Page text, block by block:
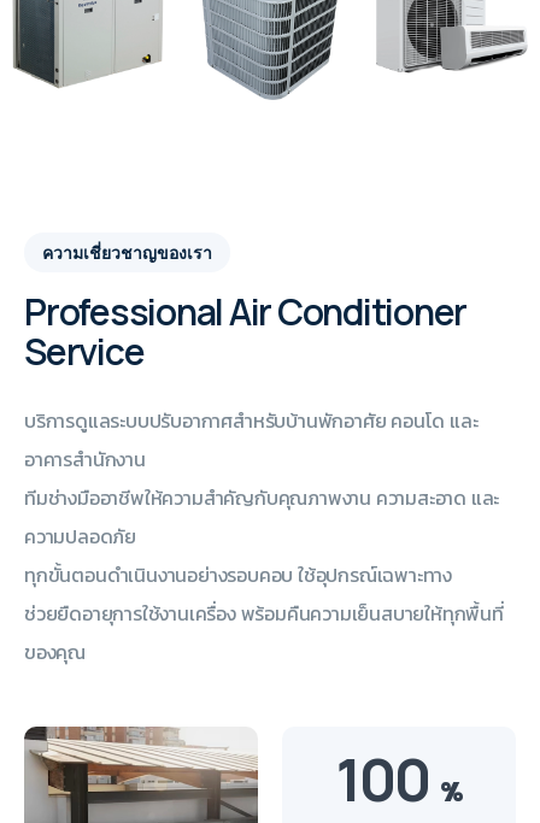
ความเชี่ยวชาญของเรา
Professional Air Conditioner
Service
บริการดูแลระบบปรับอากาศสำหรับบ้านพักอาศัย คอนโด และ
อาคารสำนักงาน
ทีมช่างมืออาชีพให้ความสำคัญกับคุณภาพงาน ความสะอาด และ
ความปลอดภัย
ทุกขั้นตอนดำเนินงานอย่างรอบคอบ ใช้อุปกรณ์เฉพาะทาง
ช่วยยืดอายุการใช้งานเครื่อง พร้อมคืนความเย็นสบายให้ทุกพื้นที่
ของคุณ
100 %